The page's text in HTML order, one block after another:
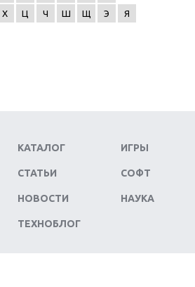
Х Ц Ч Ш Щ Э
Я
КАТАЛОГ
СТАТЬИ
НОВОСТИ
ТЕХНОБЛОГ
ИГРЫ
СОФТ
НАУКА